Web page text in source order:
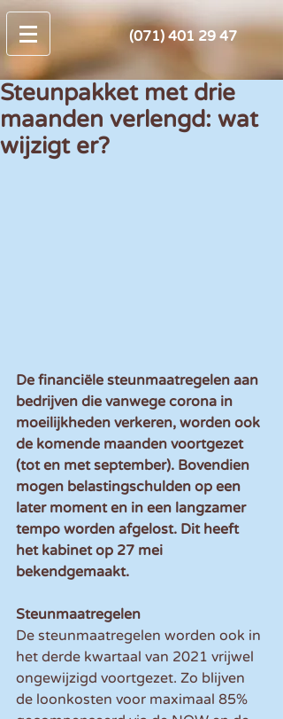
(071) 401 29 47
Steunpakket met drie
maanden verlengd: wat
wijzigt er?
De financiële steunmaatregelen aan
bedrijven die vanwege corona in
moeilijkheden verkeren, worden ook
de komende maanden voortgezet
(tot en met september). Bovendien
mogen belastingschulden op een
later moment en in een langzamer
tempo worden afgelost. Dit heeft
het kabinet op 27 mei
bekendgemaakt.
Steunmaatregelen
De steunmaatregelen worden ook in
het derde kwartaal van 2021 vrijwel
ongewijzigd voortgezet. Zo blijven
de loonkosten voor maximaal 85%